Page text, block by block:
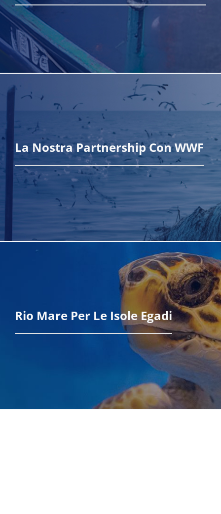
La Nostra Partnership Con WWF
Scopri di più
Rio Mare Per Le Isole Egadi